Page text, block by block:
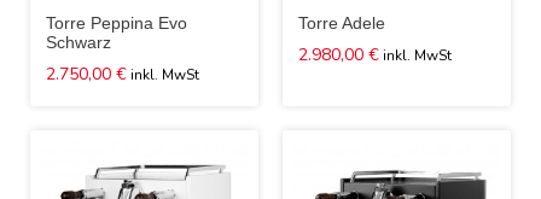
Torre Peppina Evo
Schwarz
2.750,00 €
Torre Adele
2.980,00 €